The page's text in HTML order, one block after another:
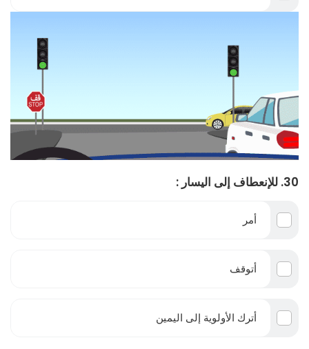
30. للإنعطاف إلى اليسار :
أمر
أتوقف
أترك الأولوية إلى اليمين